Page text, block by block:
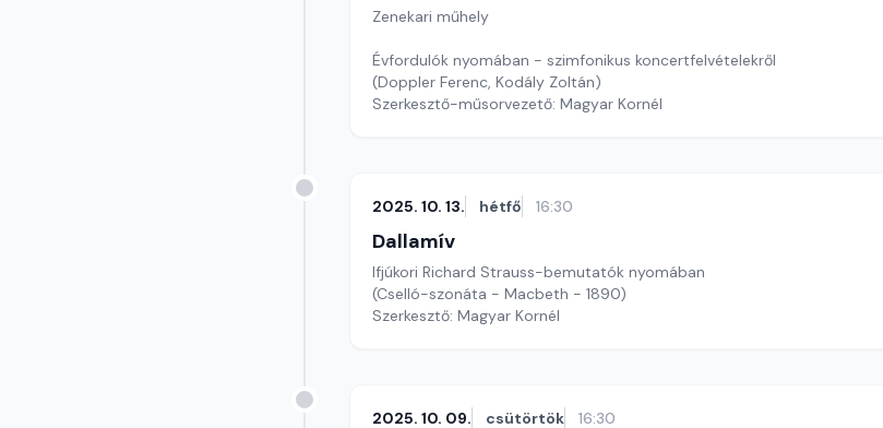
Zenekari műhely
Évfordulók nyomában - szimfonikus koncertfelvételekről
(Doppler Ferenc, Kodály Zoltán)
Szerkesztő-műsorvezető: Magyar Kornél
2025. 10. 13. hétfő 16:30
Dallamív
Ifjúkori Richard Strauss-bemutatók nyomában
(Cselló-szonáta - Macbeth - 1890)
Szerkesztő: Magyar Kornél
2025. 10. 09. csütörtök 16:30